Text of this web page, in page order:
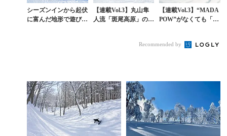
シーズンインから起伏
に富んだ地形で遊び尽
【連載Vol.3】丸山隼
人流「斑尾高原」の楽
【連載Vol.3】“MADA
POW”がなくても「斑
べる春シー...
Recommended by